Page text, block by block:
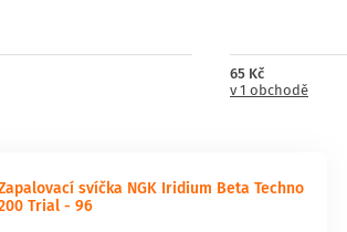
65 Kč
v 1 obchodě
svíčka NGK Iridium Beta Techno
Trial - 96